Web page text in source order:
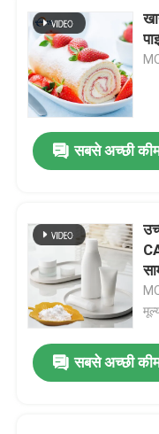
सबसे अच्छी
सबसे अच्छी